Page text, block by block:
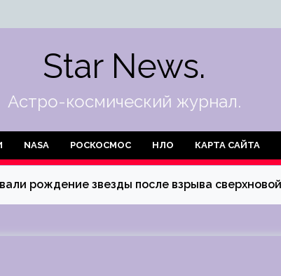
Star News.
Астро-космический журнал.
NASA РОСКОСМОС НЛО КАРТА САЙТА
рождение звезды после взрыва сверхновой